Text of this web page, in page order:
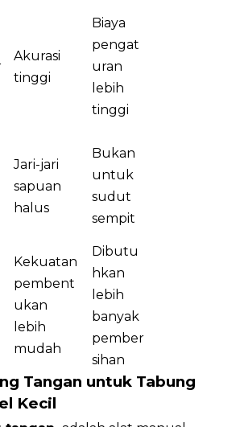
Akurasi
tinggi
Biaya
pengat
uran
lebih
tinggi
Jari-jari
sapuan
halus
Bukan
untuk
sudut
sempit
Kekuatan
pembent
ukan
lebih
mudah
Dibutu
hkan
lebih
banyak
pember
sihan
Tangan untuk Tabung
Kecil